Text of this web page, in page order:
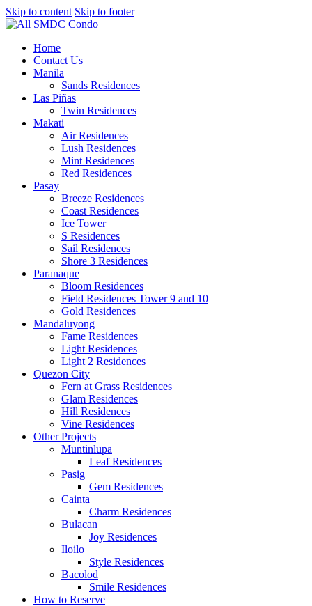
Skip to content Skip to footer
Home
Contact Us
Manila
Sands Residences
Las Piñas
Twin Residences
Makati
Air Residences
Lush Residences
Mint Residences
Red Residences
Pasay
Breeze Residences
Coast Residences
Ice Tower
S Residences
Sail Residences
Shore 3 Residences
Paranaque
Bloom Residences
Field Residences Tower 9 and 10
Gold Residences
Mandaluyong
Fame Residences
Light Residences
Light 2 Residences
Quezon City
Fern at Grass Residences
Glam Residences
Hill Residences
Vine Residences
Other Projects
Muntinlupa
Leaf Residences
Pasig
Gem Residences
Cainta
Charm Residences
Bulacan
Joy Residences
Iloilo
Style Residences
Bacolod
Smile Residences
How to Reserve